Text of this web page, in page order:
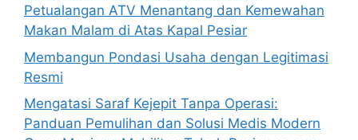
Petualangan ATV Menantang dan Kemewahan
Makan Malam di Atas Kapal Pesiar
Membangun Pondasi Usaha dengan Legitimasi
Resmi
Mengatasi Saraf Kejepit Tanpa Operasi:
Panduan Pemulihan dan Solusi Medis Modern